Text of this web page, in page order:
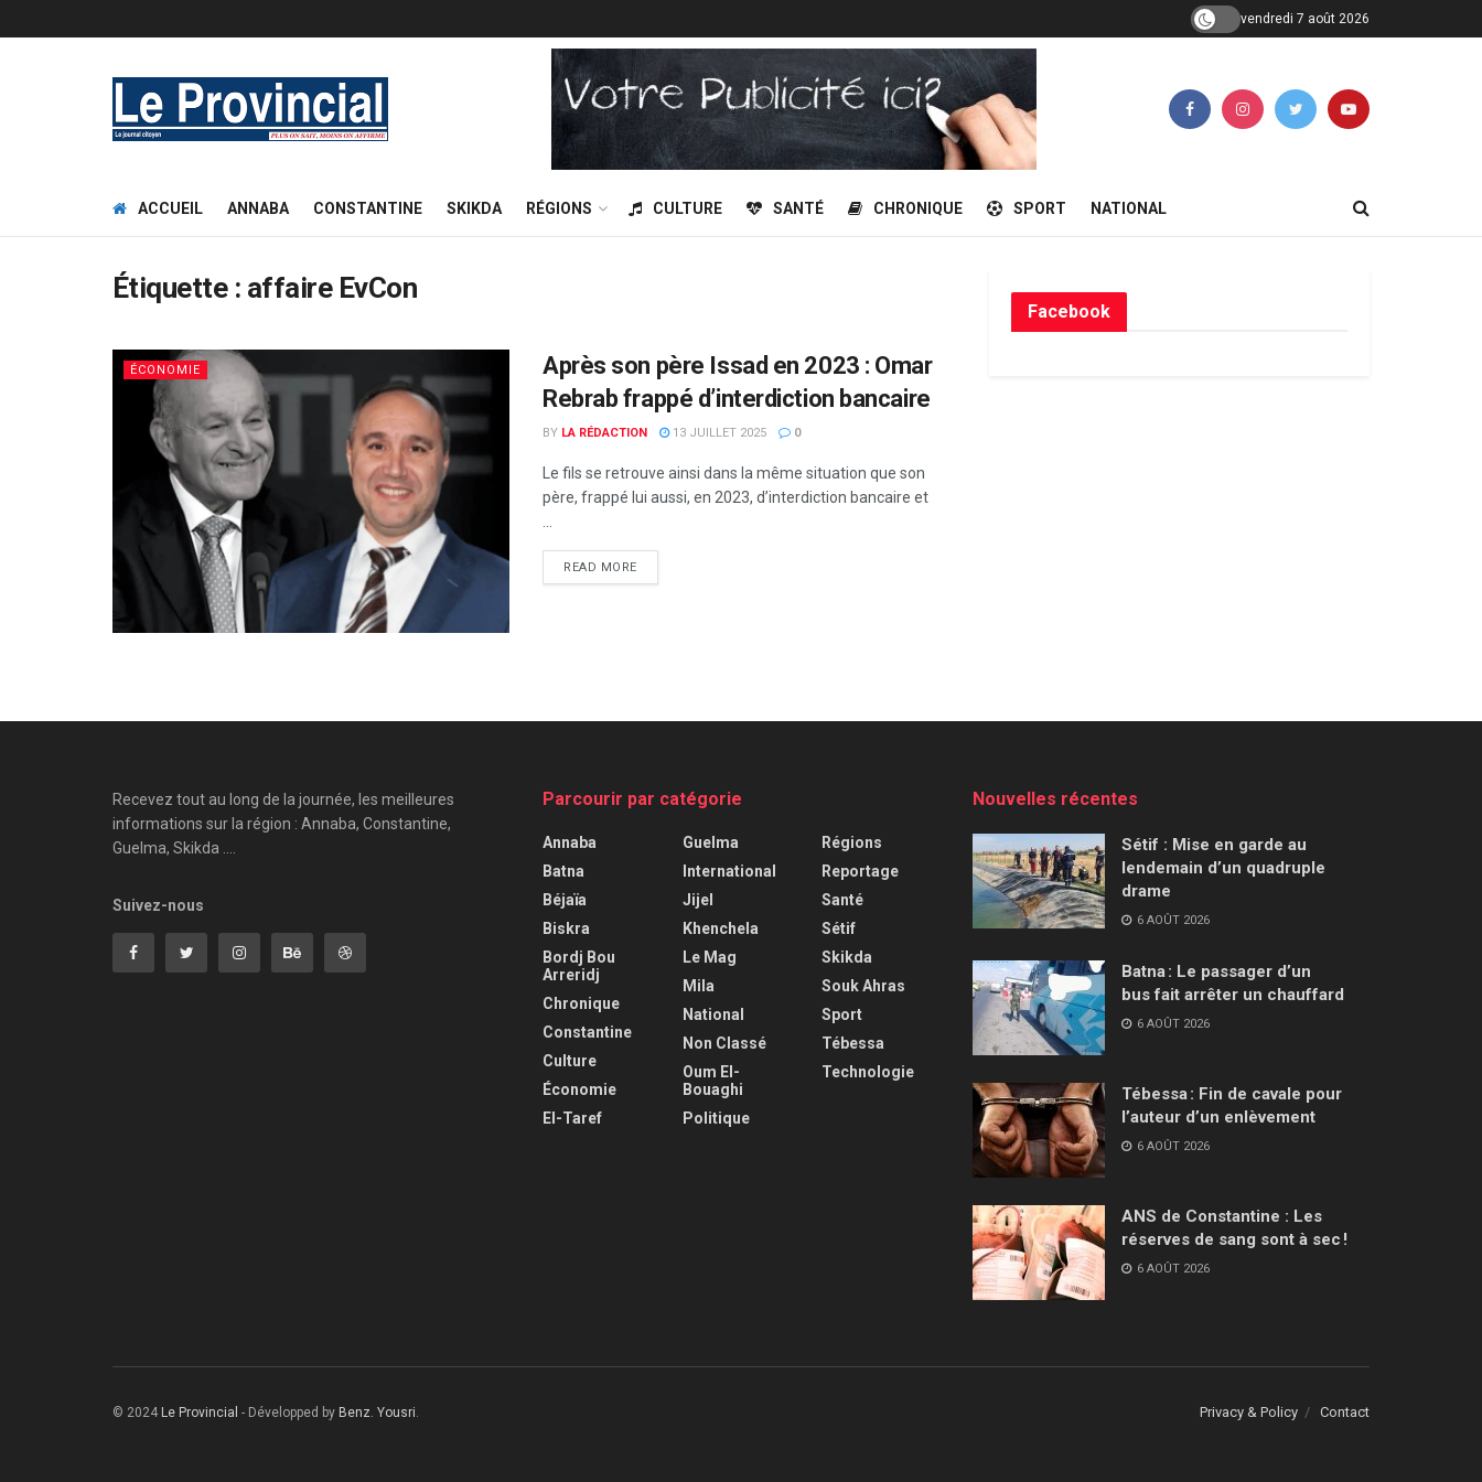
vendredi 7 août 2026
ACCUEIL ANNABA CONSTANTINE SKIKDA RÉGIONS CULTURE SANTÉ CHRONIQUE SPORT NATIONAL
Étiquette : affaire EvCon
ÉCONOMIE
Après son père Issad en 2023 : Omar
Rebrab frappé d’interdiction bancaire
BY LA RÉDACTION 13 JUILLET 2025 0
Le fils se retrouve ainsi dans la même situation que son
père, frappé lui aussi, en 2023, d’interdiction bancaire et
READ MORE
Facebook
Recevez tout au long de la journée, les meilleures
informations sur la région : Annaba, Constantine,
Guelma, Skikda ....
Suivez-nous
Parcourir par catégorie
Annaba
Batna
Béjaïa
Biskra
Bordj Bou
Arreridj
Chronique
Constantine
Culture
Économie
El-Taref
Guelma
International
Jijel
Khenchela
Le Mag
Mila
National
Non Classé
Oum El-
Bouaghi
Politique
Régions
Reportage
Santé
Sétif
Skikda
Souk Ahras
Sport
Tébessa
Technologie
Nouvelles récentes
Sétif : Mise en garde au
lendemain d’un quadruple
drame
6 AOÛT 2026
Batna : Le passager d’un
bus fait arrêter un chauffard
6 AOÛT 2026
Tébessa : Fin de cavale pour
l’auteur d’un enlèvement
6 AOÛT 2026
ANS de Constantine : Les
réserves de sang sont à sec !
6 AOÛT 2026
Privacy & Policy Contact
© 2024 Le Provincial - Développed by Benz. Yousri